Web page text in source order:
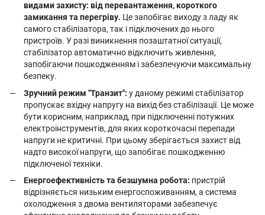
видами захисту: від перевантаження, короткого
замикання та перегріву. Це запобігає виходу з ладу як
самого стабілізатора, так і підключених до нього
пристроїв. У разі виникнення позаштатної ситуації,
стабілізатор автоматично відключить живлення,
запобігаючи пошкодженням і забезпечуючи максимальну
безпеку.
Зручний режим "Транзит": у даному режимі стабілізатор
пропускає вхідну напругу на вихід без стабілізації. Це може
бути корисним, наприклад, при підключенні потужних
електроінструментів, для яких короткочасні перепади
напруги не критичні. При цьому зберігається захист від
надто високої напруги, що запобігає пошкодженню
підключеної техніки.
Енергоефективність та безшумна робота: пристрій
відрізняється низьким енергоспоживанням, а система
охолодження з двома вентиляторами забезпечує